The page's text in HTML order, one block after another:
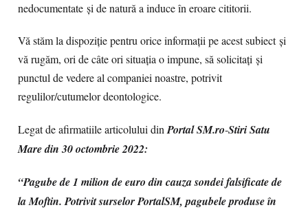
nedocumentate și de natură a induce în eroare cititorii.
Vă stăm la dispoziție pentru orice informații pe acest subiect și
vă rugăm, ori de câte ori situația o impune, să solicitați și
punctul de vedere al companiei noastre, potrivit
regulilor/cutumelor deontologice.
Legat de afirmatiile articolului dinPortal SM.ro-Stiri Satu
Mare din 30 octombrie 2022:
“Pagube de 1 milion de euro din cauza sondei falsificate de
la Moftin. Potrivit surselor PortalSM, pagubele produse în